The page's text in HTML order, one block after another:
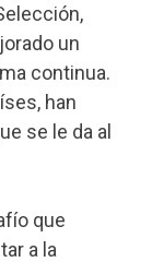
un
continua.
han
se le da al
que
a la